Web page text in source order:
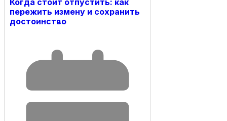
Когда стоит отпустить: как
пережить измену и сохранить
достоинство